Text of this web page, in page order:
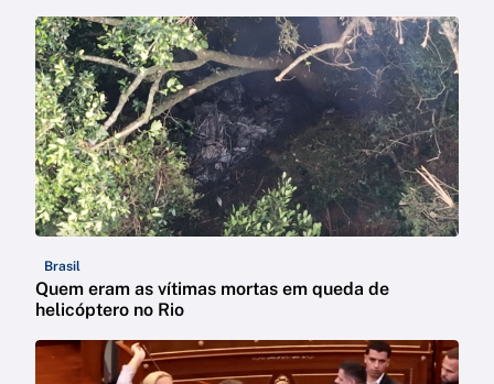
Brasil
Quem eram as vítimas mortas em queda de
helicóptero no Rio